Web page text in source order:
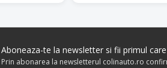
Aboneaza-te la newsletter si fii primul
Prin abonarea la newsletterul colinauto.ro